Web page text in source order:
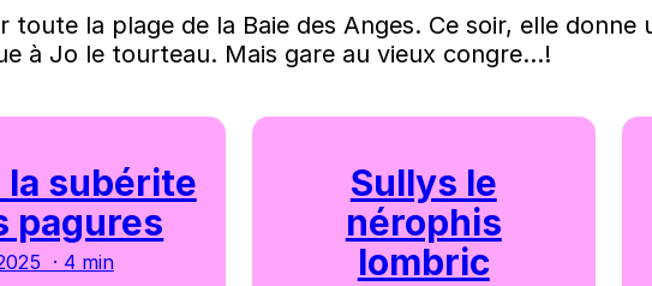
la plage de la Baie des Anges. Ce soir, elle donne
à Jo le tourteau. Mais gare au vieux congre...!
la subérite
pagures
· 4 min
Sullys le
nérophis
lombric